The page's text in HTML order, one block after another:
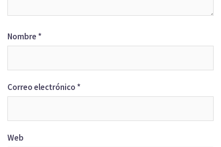
Nombre *
Correo electrónico *
Web